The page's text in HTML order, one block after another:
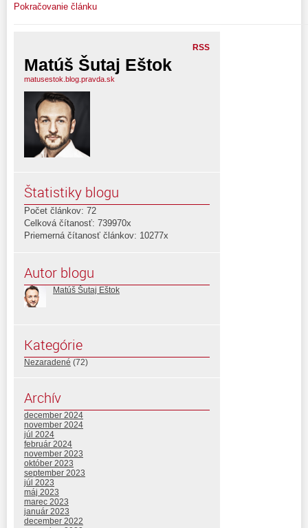
Pokračovanie článku
RSS
Matúš Šutaj Eštok
matusestok.blog.pravda.sk
Štatistiky blogu
Počet článkov: 72
Celková čítanosť: 739970x
Priemerná čítanosť článkov: 10277x
Autor blogu
Matúš Šutaj Eštok
Kategórie
Nezaradené (72)
Archív
december 2024
november 2024
júl 2024
február 2024
november 2023
október 2023
september 2023
júl 2023
máj 2023
marec 2023
január 2023
december 2022